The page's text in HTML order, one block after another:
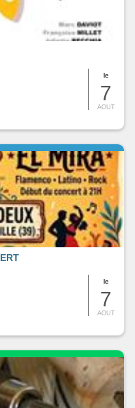
le
7
AOUT
le
7
AOUT